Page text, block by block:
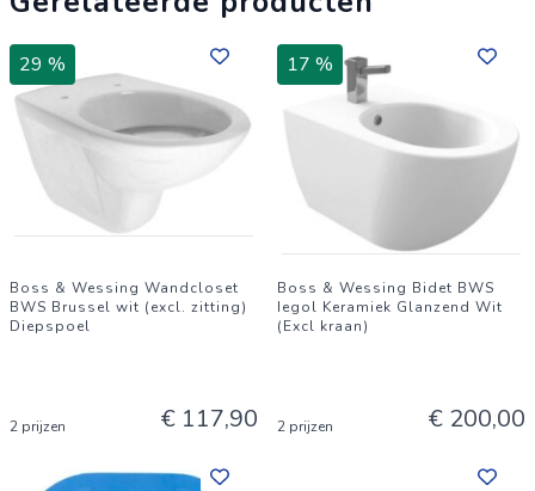
29 %
Boss & Wessing Wandcloset
BWS Brussel wit (excl. zitting)
Diepspoel
2 prijzen € 117,90
17 %
Boss & Wessing Bidet BWS
Iegol Keramiek Glanzend Wit
(Excl kraan)
2 prijzen € 200,00